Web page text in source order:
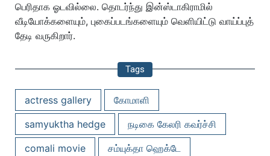
பெரிதாக ஓடவில்லை. தொடர்ந்து இன்ஸ்டாகிராமில்
வீடியோக்களையும், புகைப்படங்களையும் வெளியிட்டு வாய்ப்புத்
தேடி வருகிறார்.
Tags
actress gallery
கோமாளி
samyuktha hedge
நடிகை கேலரி கவர்ச்சி
comali movie
சம்யுக்தா ஹெக்டே